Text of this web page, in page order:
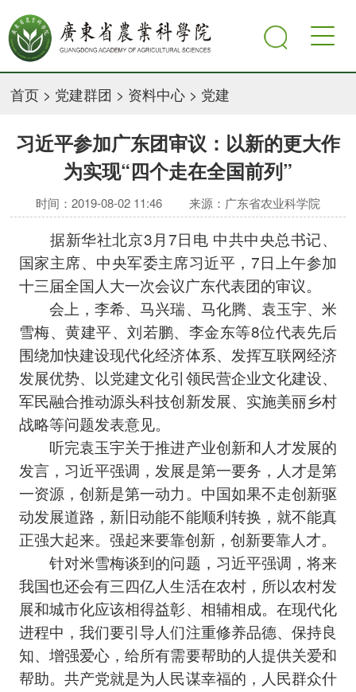
首页 > 党建群团 > 资料中心 > 党建
习近平参加广东团审议：以新的更大作
为实现“四个走在全国前列”
时间：2019-08-02 11:46 来源：广东省农业科学院
据新华社北京3月7日电 中共中央总书记、
国家主席、中央军委主席习近平，7日上午参加
十三届全国人大一次会议广东代表团的审议。
会上，李希、马兴瑞、马化腾、袁玉宇、米
雪梅、黄建平、刘若鹏、李金东等8位代表先后
围绕加快建设现代化经济体系、发挥互联网经济
发展优势、以党建文化引领民营企业文化建设、
军民融合推动源头科技创新发展、实施美丽乡村
战略等问题发表意见。
听完袁玉宇关于推进产业创新和人才发展的
发言，习近平强调，发展是第一要务，人才是第
一资源，创新是第一动力。中国如果不走创新驱
动发展道路，新旧动能不能顺利转换，就不能真
正强大起来。强起来要靠创新，创新要靠人才。
针对米雪梅谈到的问题，习近平强调，将来
我国也还会有三四亿人生活在农村，所以农村发
展和城市化应该相得益彰、相辅相成。在现代化
进程中，我们要引导人们注重修养品德、保持良
知、增强爱心，给所有需要帮助的人提供关爱和
帮助。共产党就是为人民谋幸福的，人民群众什